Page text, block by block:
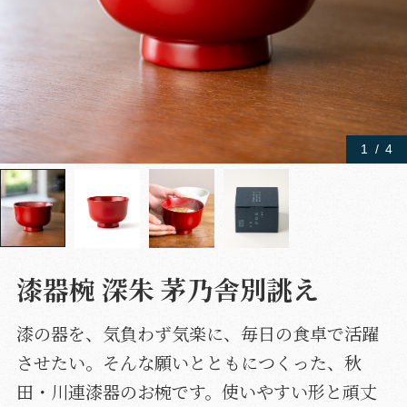
1 / 4
漆器椀 深朱 茅乃舎別誂え
漆の器を、気負わず気楽に、毎日の食卓で活躍
させたい。そんな願いとともにつくった、秋
田・川連漆器のお椀です。使いやすい形と頑丈